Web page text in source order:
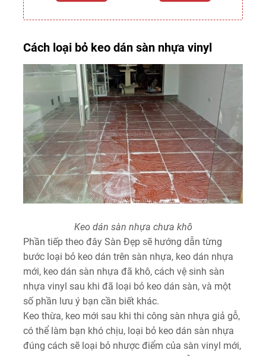
Cách loại bỏ keo dán sàn nhựa vinyl
Keo dán sàn nhựa chưa khô
Phần tiếp theo đây Sàn Đẹp sẽ hướng dẫn từng
bước loại bỏ keo dán trên sàn nhựa, keo dán nhựa
mới, keo dán sàn nhựa đã khô, cách vệ sinh sàn
nhựa vinyl sau khi đã loại bỏ keo dán sàn, và một
số phần lưu ý bạn cần biết khác.
Keo thừa, keo mới sau khi thi công sàn nhựa giả gỗ,
có thể làm bạn khó chịu, loại bỏ keo dán sàn nhựa
đúng cách sẽ loại bỏ nhược điểm của sàn vinyl mới,